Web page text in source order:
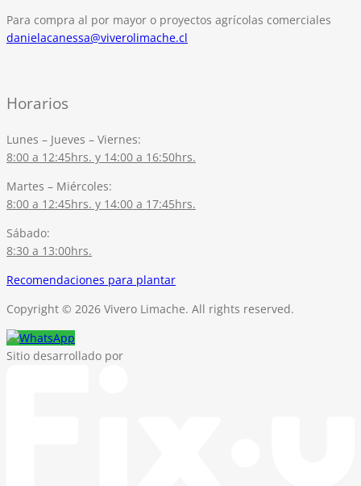
Para compra al por mayor o proyectos agrícolas comerciales
danielacanessa@viverolimache.cl
Horarios
Lunes – Jueves – Viernes:
8:00 a 12:45hrs. y 14:00 a 16:50hrs.
Martes – Miércoles:
8:00 a 12:45hrs. y 14:00 a 17:45hrs.
Sábado:
8:30 a 13:00hrs.
Recomendaciones para plantar
Copyright © 2026 Vivero Limache. All rights reserved.
Sitio desarrollado por